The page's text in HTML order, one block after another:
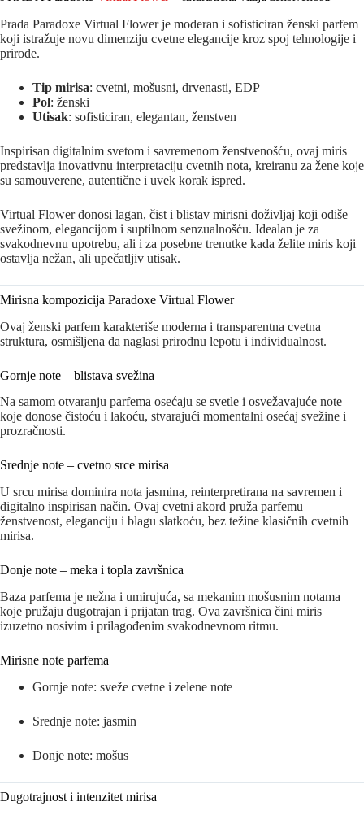
Prada Paradoxe Virtual Flower je moderan i sofisticiran ženski parfem
koji istražuje novu dimenziju cvetne elegancije kroz spoj tehnologije i
prirode.
Tip mirisa: cvetni, mošusni, drvenasti, EDP
Pol: ženski
Utisak: sofisticiran, elegantan, ženstven
Inspirisan digitalnim svetom i savremenom ženstvenošću, ovaj miris
predstavlja inovativnu interpretaciju cvetnih nota, kreiranu za žene koje
su samouverene, autentične i uvek korak ispred.
Virtual Flower donosi lagan, čist i blistav mirisni doživljaj koji odiše
svežinom, elegancijom i suptilnom senzualnošću. Idealan je za
svakodnevnu upotrebu, ali i za posebne trenutke kada želite miris koji
ostavlja nežan, ali upečatljiv utisak.
Mirisna kompozicija Paradoxe Virtual Flower
Ovaj ženski parfem karakteriše moderna i transparentna cvetna
struktura, osmišljena da naglasi prirodnu lepotu i individualnost.
Gornje note – blistava svežina
Na samom otvaranju parfema osećaju se svetle i osvežavajuće note
koje donose čistoću i lakoću, stvarajući momentalni osećaj svežine i
prozračnosti.
Srednje note – cvetno srce mirisa
U srcu mirisa dominira nota jasmina, reinterpretirana na savremen i
digitalno inspirisan način. Ovaj cvetni akord pruža parfemu
ženstvenost, eleganciju i blagu slatkoću, bez težine klasičnih cvetnih
mirisa.
Donje note – meka i topla završnica
Baza parfema je nežna i umirujuća, sa mekanim mošusnim notama
koje pružaju dugotrajan i prijatan trag. Ova završnica čini miris
izuzetno nosivim i prilagođenim svakodnevnom ritmu.
Mirisne note parfema
Gornje note: sveže cvetne i zelene note
Srednje note: jasmin
Donje note: mošus
Dugotrajnost i intenzitet mirisa